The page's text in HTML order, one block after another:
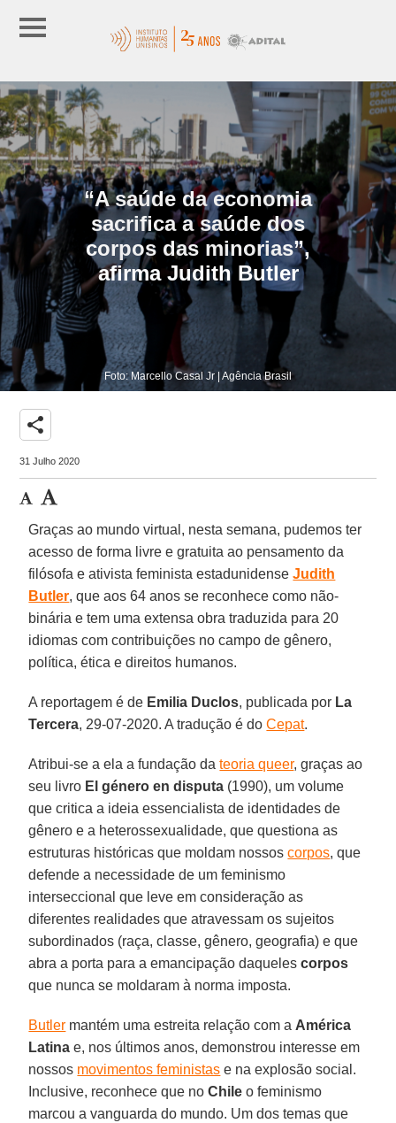
“A saúde da economia
sacrifica a saúde dos
corpos das minorias”,
afirma Judith Butler
Foto: Marcello Casal Jr | Agência Brasil
share
31 Julho 2020
Graças ao mundo virtual, nesta semana, pudemos ter
acesso de forma livre e gratuita ao pensamento da
filósofa e ativista feminista estadunidenseJudith
Butler, que aos 64 anos se reconhece como não-
binária e tem uma extensa obra traduzida para 20
idiomas com contribuições no campo de gênero,
política, ética e direitos humanos.
A reportagem é de Emilia Duclos, publicada por La
Tercera, 29-07-2020. A tradução é doCepat.
Atribui-se a ela a fundação dateoria queer, graças ao
seu livro El género en disputa (1990), um volume
que critica a ideia essencialista de identidades de
gênero e a heterossexualidade, que questiona as
estruturas históricas que moldam nossoscorpos, que
defende a necessidade de um feminismo
interseccional que leve em consideração as
diferentes realidades que atravessam os sujeitos
subordinados (raça, classe, gênero, geografia) e que
abra a porta para a emancipação daquelescorpos
que nunca se moldaram à norma imposta.
Butler mantém uma estreita relação com a América
Latina e, nos últimos anos, demonstrou interesse em
nossos movimentos feministas e na explosão social.
Inclusive, reconhece que noChile o feminismo
marcou a vanguarda do mundo. Um dos temas que